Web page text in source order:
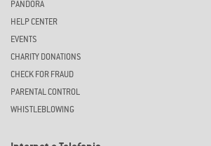
PANDORA
HELP CENTER
EVENTS
CHARITY DONATIONS
CHECK FOR FRAUD
PARENTAL CONTROL
WHISTLEBLOWING